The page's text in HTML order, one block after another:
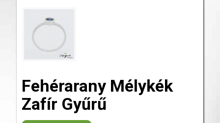
Fehérarany Mélykék
Zafír Gyűrű